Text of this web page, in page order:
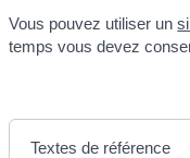
Vous pouvez utiliser un
temps vous devez
Textes de référence